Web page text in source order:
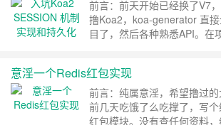
前言：前天开始已经换了V7
撸Koa2，koa-generator 直
目了，然后各种熟悉API。在
数。由于……
意淫一个Redis红包实现
前言：纯属意淫，希望撸过的
前几天吃饿了么吃撑了，写
红包模块。没有查任何资料